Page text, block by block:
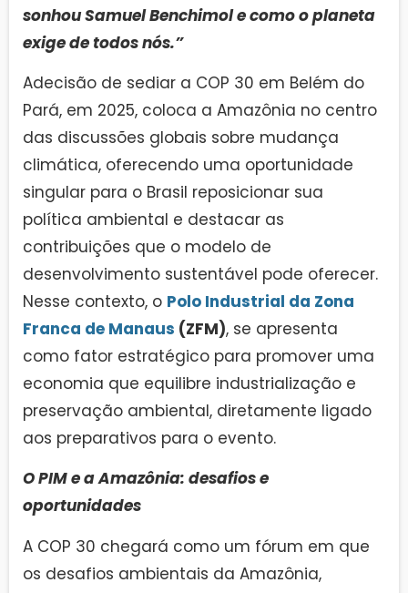
sonhou Samuel Benchimol e como o planeta
exige de todos nós.”
Adecisão de sediar a COP 30 em Belém do
Pará, em 2025, coloca a Amazônia no centro
das discussões globais sobre mudança
climática, oferecendo uma oportunidade
singular para o Brasil reposicionar sua
política ambiental e destacar as
contribuições que o modelo de
desenvolvimento sustentável pode oferecer.
Nesse contexto, o Polo Industrial da Zona
Franca de Manaus (ZFM), se apresenta
como fator estratégico para promover uma
economia que equilibre industrialização e
preservação ambiental, diretamente ligado
aos preparativos para o evento.
O PIM e a Amazônia: desafios e
oportunidades
A COP 30 chegará como um fórum em que
os desafios ambientais da Amazônia,